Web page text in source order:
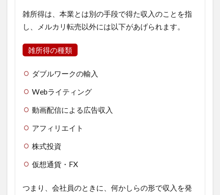
雑所得は、本業とは別の手段で得た収入のことを指
し、メルカリ転売以外には以下があげられます。
雑所得の種類
ダブルワークの輸入
Webライティング
動画配信による広告収入
アフィリエイト
株式投資
仮想通貨・FX
つまり、会社員のときに、何かしらの形で収入を発